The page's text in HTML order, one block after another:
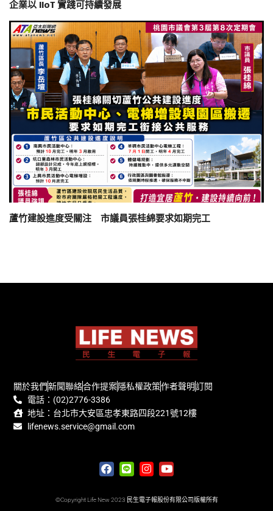
企業以 IIoT 實踐可持續發展
蘆竹建設進度受關注 市議員張桂綿要求如期完工
關於我們新聞聯絡合作提案隱私權政策作者聲明訂閱
電話：(02)2776-3386
地址：台北市大安區忠孝東路四段221號12樓
lifenews.service@gmail.com
©Copyright Life New 2023 民生電子報股份有限公司版權所有